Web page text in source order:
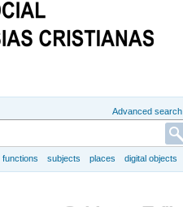
Advanced search
functions subjects places digital objects